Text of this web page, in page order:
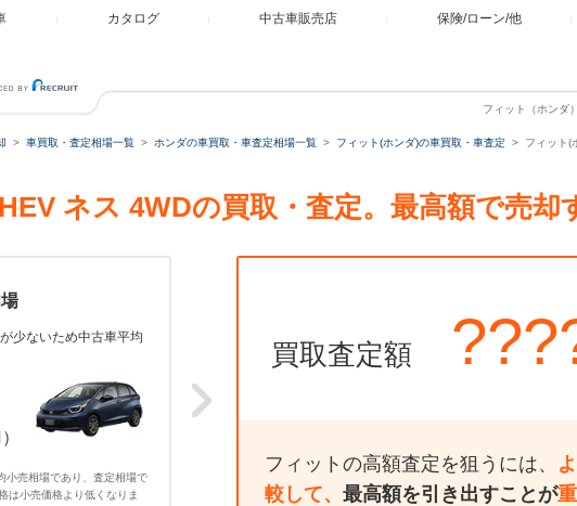
カタログ 中古車販売店 保険/ローン/他
フィット（ホンダ
車買取・査定相場一覧 ホンダの車買取・車査定相場一覧 フィット(ホンダ)の車買取・車査定 フィット(
ネス 4WDの買取・査定。最高額で売却
少ないため中古車平均
売相場であり、査定相場で
は小売価格より低くなりま
買取査定額
フィットの高額査定を狙うには、
較して、 最高額を引き出すことが